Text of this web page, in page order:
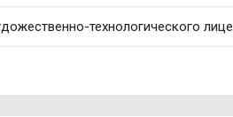
технологического